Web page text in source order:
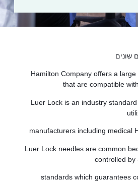
שונים
Hamilton Company offers a
that are compatible
Luer Lock is an industry
manufacturers including medical
Luer Lock needles are common
controlled by
standards which guarantees